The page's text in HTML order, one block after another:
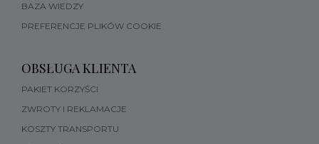
BAZA WIEDZY
PREFERENCJE PLIKÓW COOKIE
OBSŁUGA KLIENTA
PAKIET KORZYŚCI
ZWROTY I REKLAMACJE
KOSZTY TRANSPORTU